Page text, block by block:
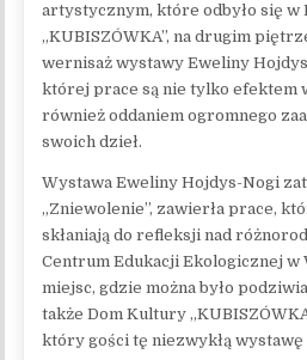
artystycznym, które odbyło się w
„KUBISZÓWKA”, na drugim
wernisaż wystawy Eweliny
której prace są nie tylko efektem
również oddaniem ogromnego
swoich dzieł.
Wystawa Eweliny Hojdys-Nogi
„Zniewolenie”, zawierła prace,
skłaniają do refleksji nad
Centrum Edukacji Ekologicznej w
miejsc, gdzie można było
także Dom Kultury
który gości tę niezwykłą wystawę